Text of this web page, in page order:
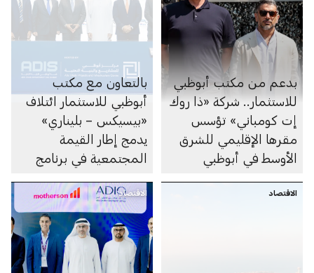
بدعم من مكتب أبوظبي
للاستثمار.. شركة «ذا روك
إت كومباني» تؤسس
مقرها الإقليمي للشرق
الأوسط في أبوظبي
بالتعاون مع مكتب
أبوظبي للاستثمار ائتلاف
«بيسيكس – بليناري»
يدمج إطار القيمة
المجتمعية في برنامج
المدارس المنفذة وفق
نموذج الشراكة بين
القطاعين العام والخاص
الاقتصاد الاقتصاد